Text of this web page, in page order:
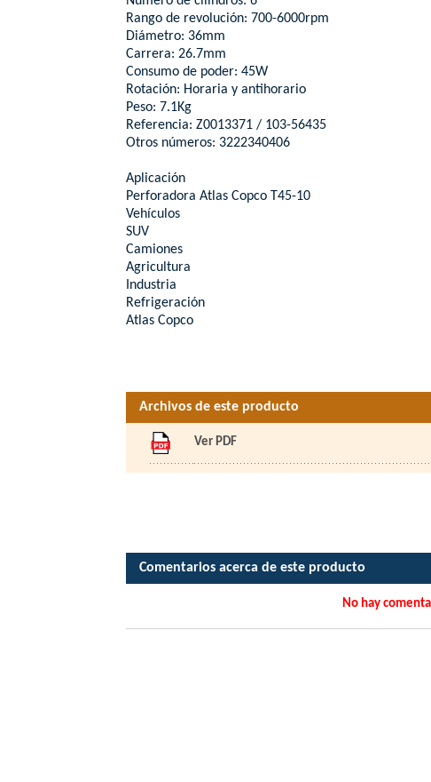
Rango de revolución: 700-6000rpm
Diámetro: 36mm
Carrera: 26.7mm
Consumo de poder: 45W
Rotación: Horaria y antihorario
Peso: 7.1Kg
Referencia: Z0013371 / 103-56435
Otros números: 3222340406
Aplicación
Perforadora Atlas Copco T45-10
Vehículos
SUV
Camiones
Agricultura
Industria
Refrigeración
Atlas Copco
Archivos de este producto
Ver PDF
Comentarios acerca de este producto
No hay